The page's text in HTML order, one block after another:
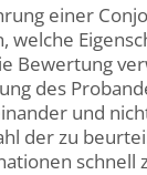
einer
welche
Bewertung
des
und
der zu
schnell